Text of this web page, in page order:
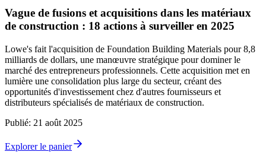
Vague de fusions et acquisitions dans les matériaux
de construction : 18 actions à surveiller en 2025
Lowe's fait l'acquisition de Foundation Building Materials pour 8,8
milliards de dollars, une manœuvre stratégique pour dominer le
marché des entrepreneurs professionnels. Cette acquisition met en
lumière une consolidation plus large du secteur, créant des
opportunités d'investissement chez d'autres fournisseurs et
distributeurs spécialisés de matériaux de construction.
Publié: 21 août 2025
Explorer le panier